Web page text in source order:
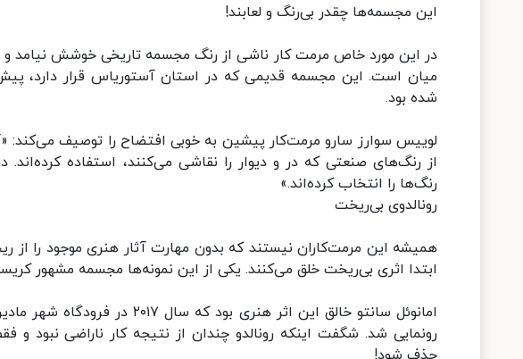
این مجسمه‌ها چقدر بی‌رنگ و لعابند!
در این مورد خاص مرمت کار ناشی از رنگ مجسمه تاریخی خوشش نیامد و
میان است. این مجسمه قدیمی که در استان آستوریاس قرار دارد،
شده بود.
لوییس‌ سوارز سارو مرمت‌کار پیشین به خوبی افتضاح را توصیف می‌کند:
از رنگ‌های صنعتی که در و دیوار را نقاشی می‌کنند، استفاده
رنگ‌ها را انتخاب کرده‌اند.»
رونالدوی بی‌ریخت
همیشه این مرمت‌کاران نیستند که بدون مهارت آثار هنری موجود را از
ابتدا اثری بی‌ریخت خلق می‌کنند. یکی از این نمونه‌ها مجسمه مشهور
امانوئل سانتو خالق این اثر هنری
رونمایی شد. شگفت اینکه رونالدو چندان از نتیجه کار ناراضی